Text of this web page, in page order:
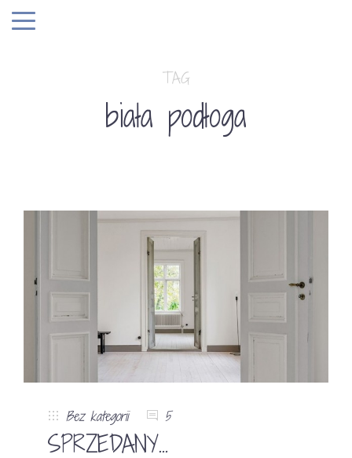
TAG
biała podłoga
Bez kategorii 5
SPRZEDANY…